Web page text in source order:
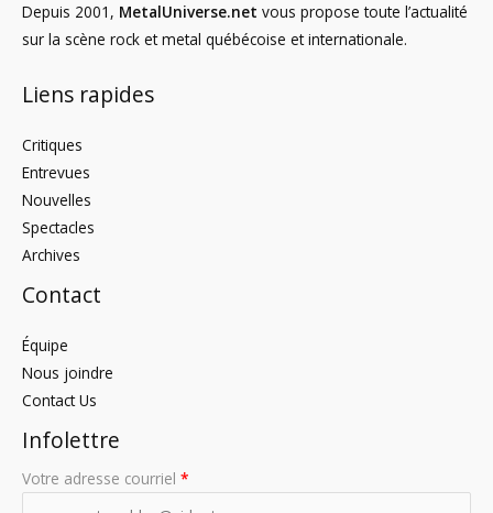
Depuis 2001, MetalUniverse.net vous propose toute l’actualité
sur la scène rock et metal québécoise et internationale.
Liens rapides
Critiques
Entrevues
Nouvelles
Spectacles
Archives
Contact
Équipe
Nous joindre
Contact Us
Infolettre
Votre adresse courriel *